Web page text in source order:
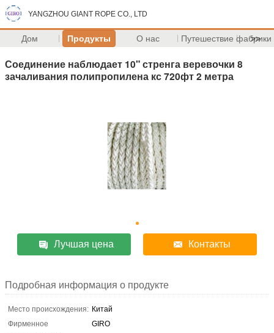
YANGZHOU GIANT ROPE CO., LTD
Дом Продукты О нас Путешествие фабрики
>>
Соединение наблюдает 10" стренга веревочки 8
зачаливания полипропилена кс 720фт 2 метра
Лучшая цена Контакты
Подробная информация о продукте
Место происхождения: Китай
Фирменное
GIRO